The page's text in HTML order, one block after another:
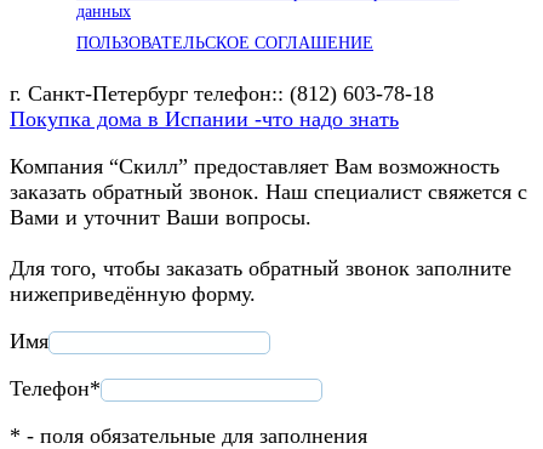
данных
ПОЛЬЗОВАТЕЛЬСКОЕ СОГЛАШЕНИЕ
г. Санкт-Петербург телефон:: (812) 603-78-18
Покупка дома в Испании -что надо знать
Компания “Скилл” предоставляет Вам возможность
заказать обратный звонок. Наш специалист свяжется с
Вами и уточнит Ваши вопросы.
Для того, чтобы заказать обратный звонок заполните
нижеприведённую форму.
Имя
Телефон*
* - поля обязательные для заполнения